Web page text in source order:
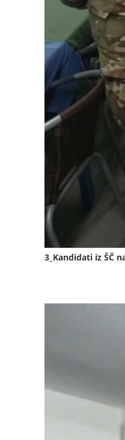
3_Kandidati iz ŠČ